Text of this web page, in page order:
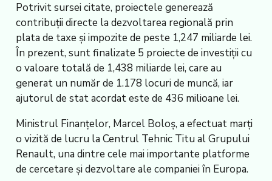
Potrivit sursei citate, proiectele generează
contribuţii directe la dezvoltarea regională prin
plata de taxe şi impozite de peste 1,247 miliarde lei.
În prezent, sunt finalizate 5 proiecte de investiţii cu
o valoare totală de 1,438 miliarde lei, care au
generat un număr de 1.178 locuri de muncă, iar
ajutorul de stat acordat este de 436 milioane lei.
Ministrul Finanţelor, Marcel Boloş, a efectuat marţi
o vizită de lucru la Centrul Tehnic Titu al Grupului
Renault, una dintre cele mai importante platforme
de cercetare şi dezvoltare ale companiei în Europa.